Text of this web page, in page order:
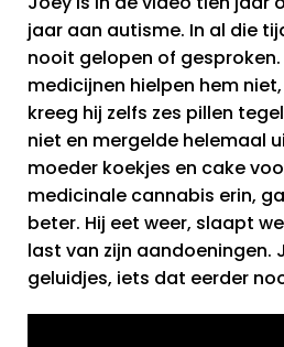
jaar aan autisme. In al die
nooit gelopen of
medicijnen hielpen hem
kreeg hij zelfs zes pillen
niet en mergelde helemaal
moeder koekjes en cake
medicinale cannabis erin,
beter. Hij eet weer, slaapt
last van zijn aandoeningen.
geluidjes, iets dat eerder